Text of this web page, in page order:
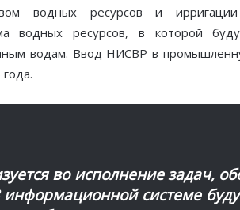
водных ресурсов и ирригации
водных ресурсов, в которой
водам. Ввод НИСВР в
во исполнение задач,
информационной системе